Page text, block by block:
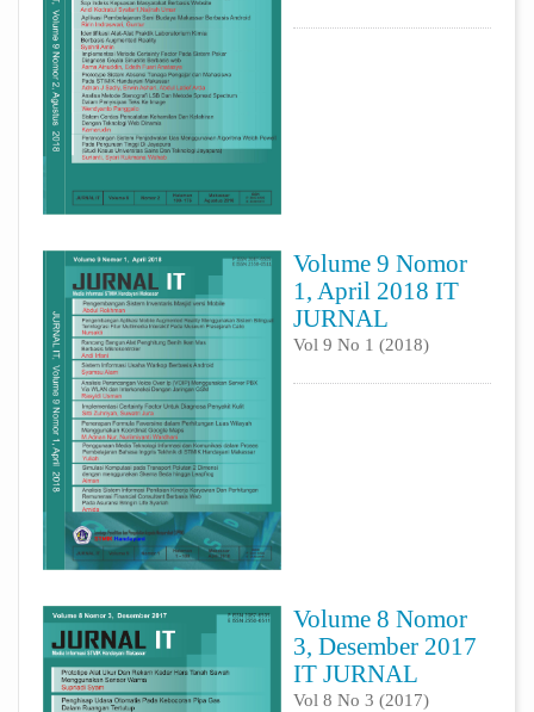
Volume 9 Nomor
1, April 2018 IT
JURNAL
Vol 9 No 1 (2018)
Volume 8 Nomor
3, Desember 2017
IT JURNAL
Vol 8 No 3 (2017)